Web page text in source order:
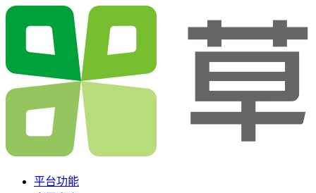
平台功能